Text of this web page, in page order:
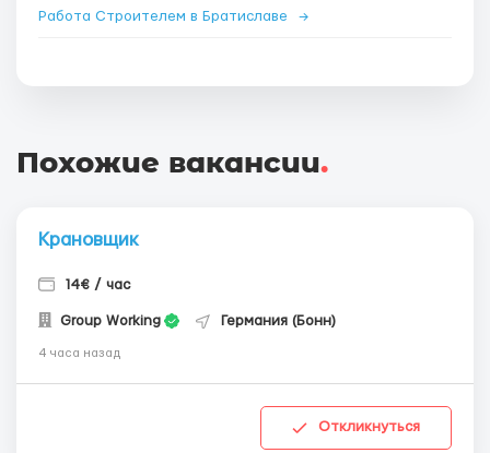
Работа Строителем в Братиславе →
Похожие вакансии.
Крановщик
14€ / час
Group Working Германия (Бонн)
4 часа назад
Откликнуться